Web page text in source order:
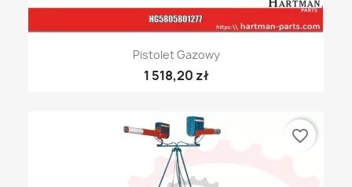
Pistolet Gazowy
1 518,20 zł
favorite_border